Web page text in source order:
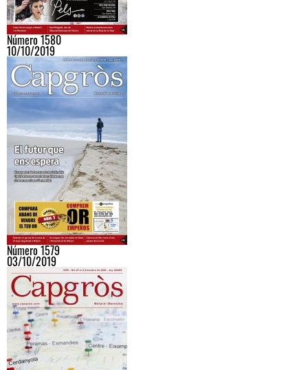
Número 1580
10/10/2019
Número 1579
03/10/2019